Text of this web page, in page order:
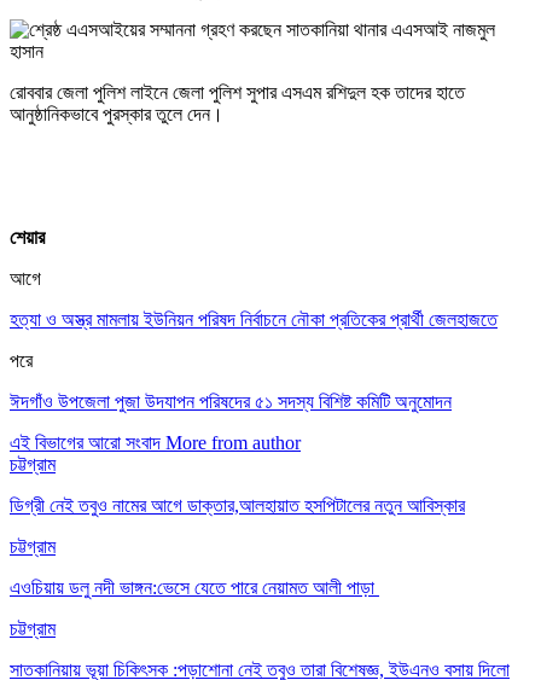
রোববার জেলা পুলিশ লাইনে জেলা পুলিশ সুপার এসএম রশিদুল হক তাদের হাতে
আনুষ্ঠানিকভাবে পুরস্কার তুলে দেন।
শেয়ার
আগে
হত্যা ও অস্ত্র মামলায় ইউনিয়ন পরিষদ নির্বাচনে নৌকা প্রতিকের প্রার্থী জেলহাজতে
পরে
ঈদগাঁও উপজেলা পুজা উদযাপন পরিষদের ৫১ সদস্য বিশিষ্ট কমিটি অনুমোদন
এই বিভাগের আরো সংবাদ More from author
চট্টগ্রাম
ডিগ্রী নেই তবুও নামের আগে ডাক্তার,আলহায়াত হসপিটালের নতুন আবিস্কার
চট্টগ্রাম
এওচিয়ায় ডলু নদী ভাঙ্গন:ভেসে যেতে পারে নেয়ামত আলী পাড়া
চট্টগ্রাম
সাতকানিয়ায় ভূয়া চিকিৎসক :পড়াশোনা নেই তবুও তারা বিশেষজ্ঞ, ইউএনও বসায় দিলো